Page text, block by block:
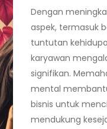
Dengan
aspek, termasuk
tuntutan
karyawan
signifikan.
mental
bisnis untuk
mendukung